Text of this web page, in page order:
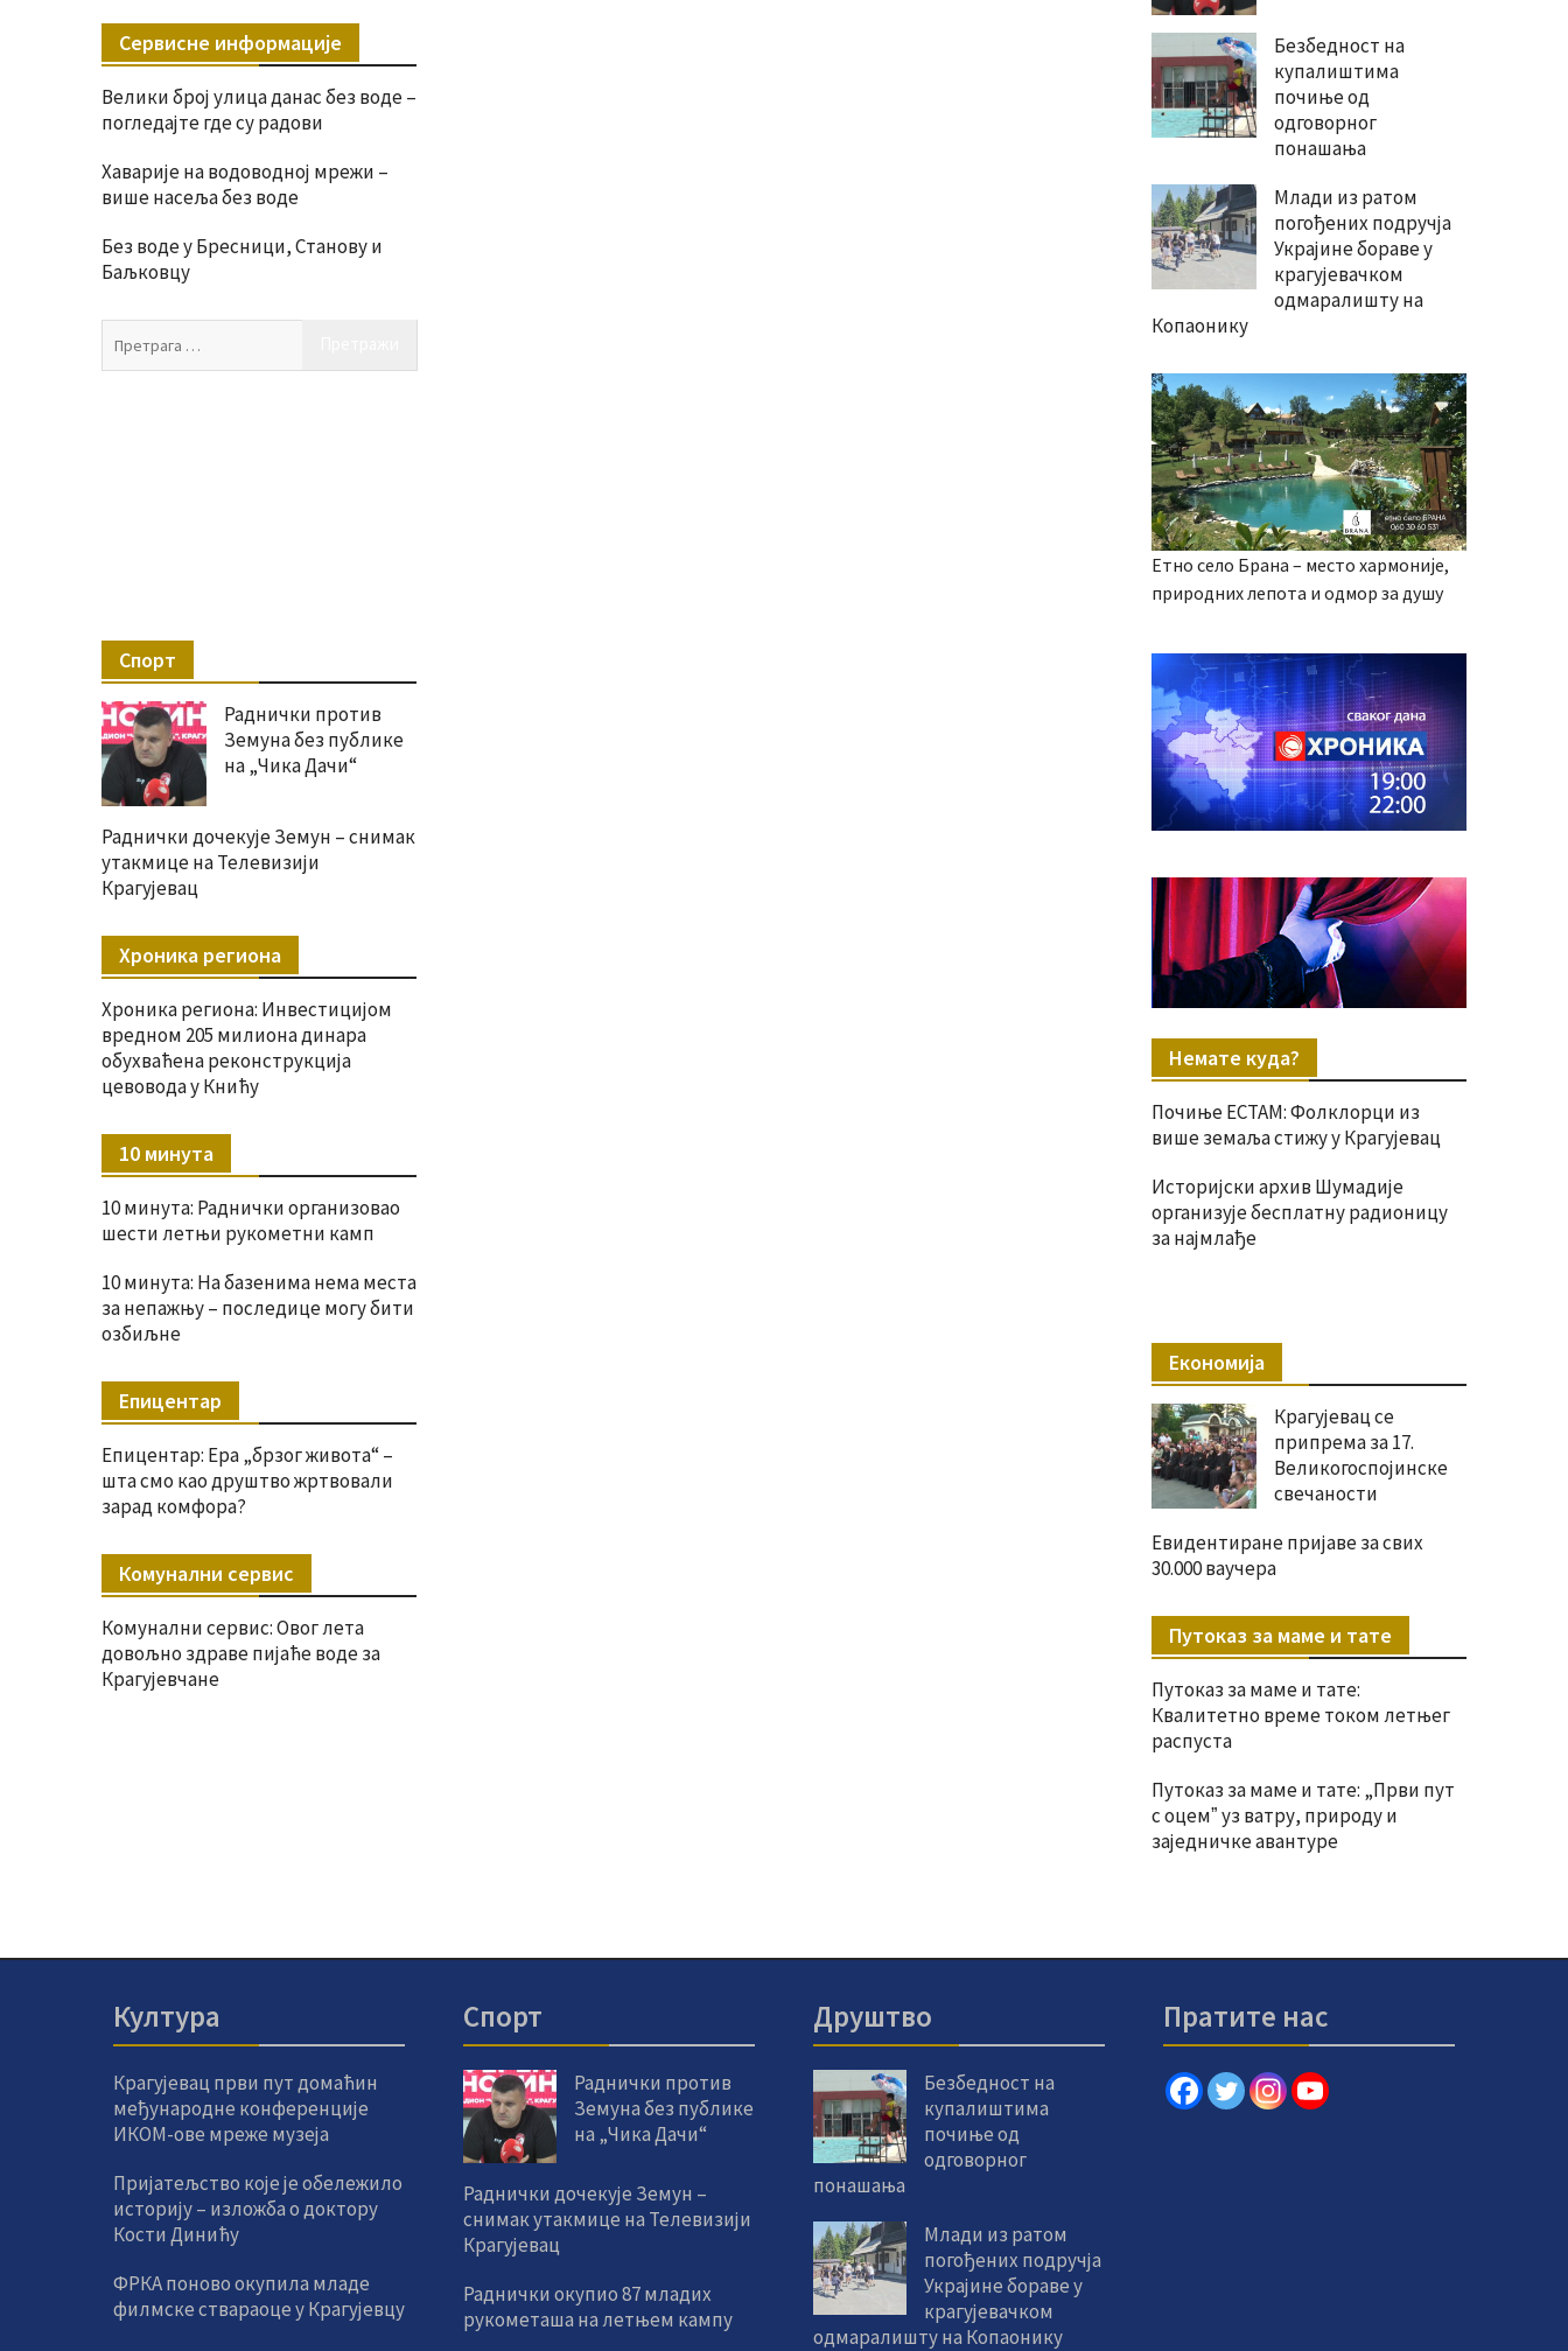
Безбедност на
купалиштима
почиње од
одговорног
понашања
Млади из ратом
погођених подручја
Украјине бораве у
крагујевачком
одмаралишту на
Копаонику
Етно село Брана – место хармоније,
природних лепота и одмор за душу
Немате куда?
Почиње ЕСТАМ: Фолклорци из
више земаља стижу у Крагујевац
Историјски архив Шумадије
организује бесплатну радионицу
за најмлађе
Економија
Крагујевац се
припрема за 17.
Великогоспојинске
свечаности
Евидентиране пријаве за свих
30.000 ваучера
Путоказ за маме и тате
Путоказ за маме и тате:
Квалитетно време током летњег
распуста
Путоказ за маме и тате: „Први пут
с оцемˮ уз ватру, природу и
заједничке авантуре
Сервисне информације
Велики број улица данас без воде –
погледајте где су радови
Хаварије на водоводној мрежи –
више насеља без воде
Без воде у Бресници, Станову и
Баљковцу
Спорт
Раднички против
Земуна без публике
на „Чика Дачи“
Раднички дочекује Земун – снимак
утакмице на Телевизији
Крагујевац
Хроника региона
Хроника региона: Инвестицијом
вредном 205 милиона динара
обухваћена реконструкција
цевовода у Книћу
10 минута
10 минута: Раднички организовао
шести летњи рукометни камп
10 минута: На базенима нема места
за непажњу – последице могу бити
озбиљне
Епицентар
Епицентар: Ера „брзог живота“ –
шта смо као друштво жртвовали
зарад комфора?
Комунални сервис
Комунални сервис: Овог лета
довољно здраве пијаће воде за
Крагујевчане
Култура
Крагујевац први пут домаћин
међународне конференције
ИКОМ-ове мреже музеја
Пријатељство које је обележило
историју – изложба о доктору
Кости Динићу
ФРКА поново окупила младе
филмске ствараоце у Крагујевцу
Спорт
Раднички против
Земуна без публике
на „Чика Дачи“
Раднички дочекује Земун –
снимак утакмице на Телевизији
Крагујевац
Раднички окупио 87 младих
рукометаша на летњем кампу
Друштво
Безбедност на
купалиштима
почиње од
одговорног
понашања
Млади из ратом
погођених подручја
Украјине бораве у
крагујевачком
одмаралишту на Копаонику
Пратите нас